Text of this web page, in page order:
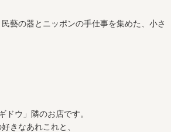
藝の器とニッポンの手仕事を集めた、小さ
ドウ」隣のお店です。
きなあれこれと、